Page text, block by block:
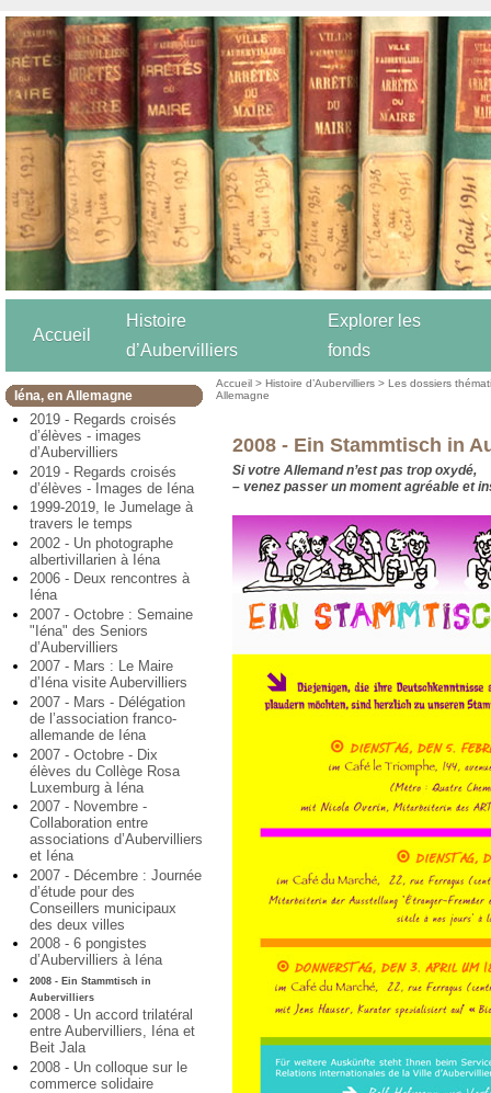
Accueil
Histoire
d’Aubervilliers
Explorer les
fonds
Iéna, en Allemagne
2019 - Regards croisés
d’élèves - images
d’Aubervilliers
2019 - Regards croisés
d’élèves - Images de Iéna
1999-2019, le Jumelage à
travers le temps
2002 - Un photographe
albertivillarien à Iéna
2006 - Deux rencontres à
Iéna
2007 - Octobre : Semaine
"Iéna" des Seniors
d’Aubervilliers
2007 - Mars : Le Maire
d’Iéna visite Aubervilliers
2007 - Mars - Délégation
de l’association franco-
allemande de Iéna
2007 - Octobre - Dix
élèves du Collège Rosa
Luxemburg à Iéna
2007 - Novembre -
Collaboration entre
associations d’Aubervilliers
et Iéna
2007 - Décembre : Journée
d’étude pour des
Conseillers municipaux
des deux villes
2008 - 6 pongistes
d’Aubervilliers à Iéna
2008 - Ein Stammtisch in
Aubervilliers
2008 - Un accord trilatéral
entre Aubervilliers, Iéna et
Beit Jala
2008 - Un colloque sur le
commerce solidaire
Accueil >Histoire d’Aubervilliers>Les dossiers
Allemagne
2008 - Ein Stammtisch in
Si votre Allemand n’est pas trop oxydé,
– venez passer un moment agréable et